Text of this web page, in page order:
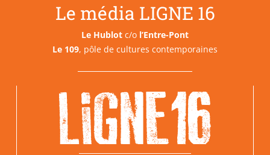
Le média LIGNE 16
Le Hublot c/o l’Entre-Pont
Le 109, pôle de cultures contemporaines